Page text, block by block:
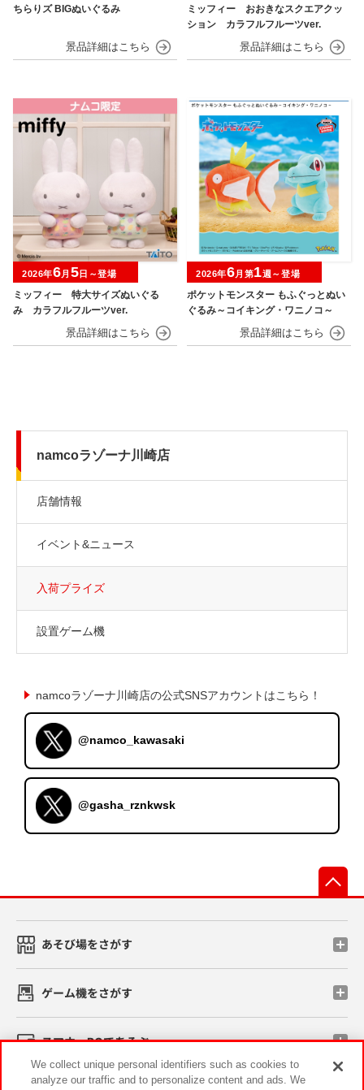
ちらりズ BIGぬいぐるみ
ミッフィー おおきなスクエアクッ
ション カラフルフルーツver.
ミッフィー 特大サイズぬいぐる
み カラフルフルーツver.
2026年6月 5日～登場
ポケットモンスター もふぐっとぬい
ぐるみ～コイキング・ワニノコ～
2026年6月第1週～登場
namcoラゾーナ川崎店
店舗情報
イベント&ニュース
入荷プライズ
設置ゲーム機
namcoラゾーナ川崎店の公式SNSアカウントはこちら！
@namco_kawasaki
@gasha_rznkwsk
あそび場をさがす
ゲーム機をさがす
スマホ・PCであそぶ
We collect unique personal identifiers such as cookies to
analyze our traffic and to personalize content and ads. We